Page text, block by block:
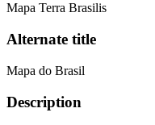
Mapa Terra Brasilis
Alternate title
Mapa do Brasil
Description